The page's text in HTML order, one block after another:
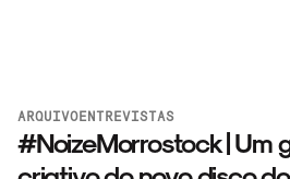
ARQUIVOENTREVISTAS
#NoizeMorrostock | Um